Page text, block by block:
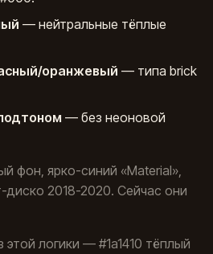
— нейтральные тёплые
оранжевый — типа brick
— без неоновой
фон, ярко-синий «Material»,
2018-2020. Сейчас они
логики — #1a1410 тёплый